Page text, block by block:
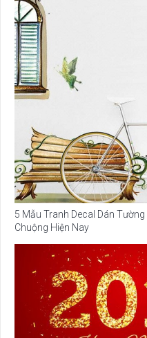
5 Mẫu Tranh Decal Dán
Chuộng Hiện Nay